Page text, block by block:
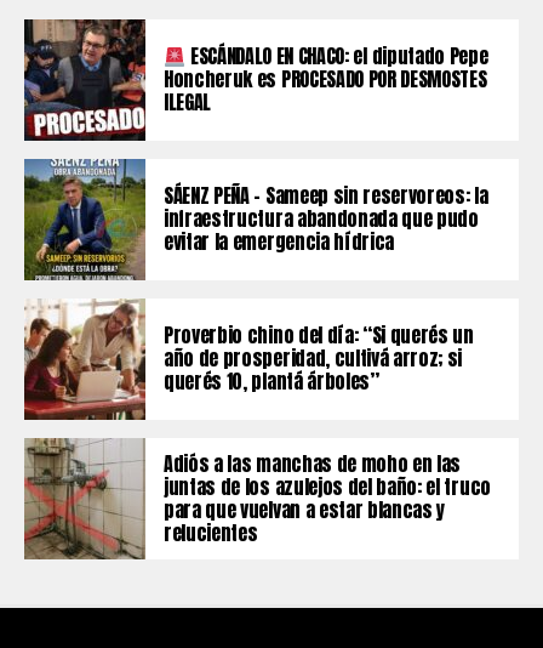
ESCÁNDALO EN CHACO: el diputado Pepe
Honcheruk es PROCESADO POR DESMOSTES
ILEGAL
SÁENZ PEÑA – Sameep sin reservoreos: la
infraestructura abandonada que pudo
evitar la emergencia hídrica
Proverbio chino del día: “Si querés un
año de prosperidad, cultivá arroz; si
querés 10, plantá árboles”
Adiós a las manchas de moho en las
juntas de los azulejos del baño: el truco
para que vuelvan a estar blancas y
relucientes